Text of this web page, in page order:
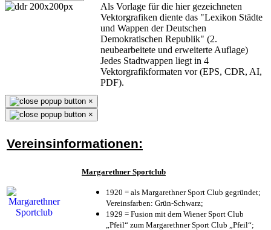
Als Vorlage für die hier gezeichneten
Vektorgrafiken diente das "Lexikon Städte
und Wappen der Deutschen
Demokratischen Republik" (2.
neubearbeitete und erweiterte Auflage)
Jedes Stadtwappen liegt in 4
Vektorgrafikformaten vor (EPS, CDR, AI,
PDF).
×
×
Vereinsinformationen:
Margarethner Sportclub
1920 = als Margarethner Sport Club gegründet;
Vereinsfarben: Grün-Schwarz;
1929 = Fusion mit dem Wiener Sport Club
„Pfeil“ zum Margarethner Sport Club „Pfeil“;